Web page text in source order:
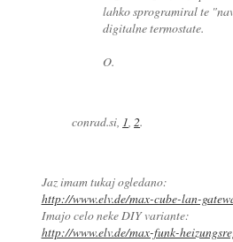
lahko sprogramiral te
digitalne termostate.
O.
conrad.si, 1,2.
Jaz imam tukaj ogledano:
http://www.elv.de/max-cube-lan-
Imajo celo neke DIY variante:
http://www.elv.de/max-funk-